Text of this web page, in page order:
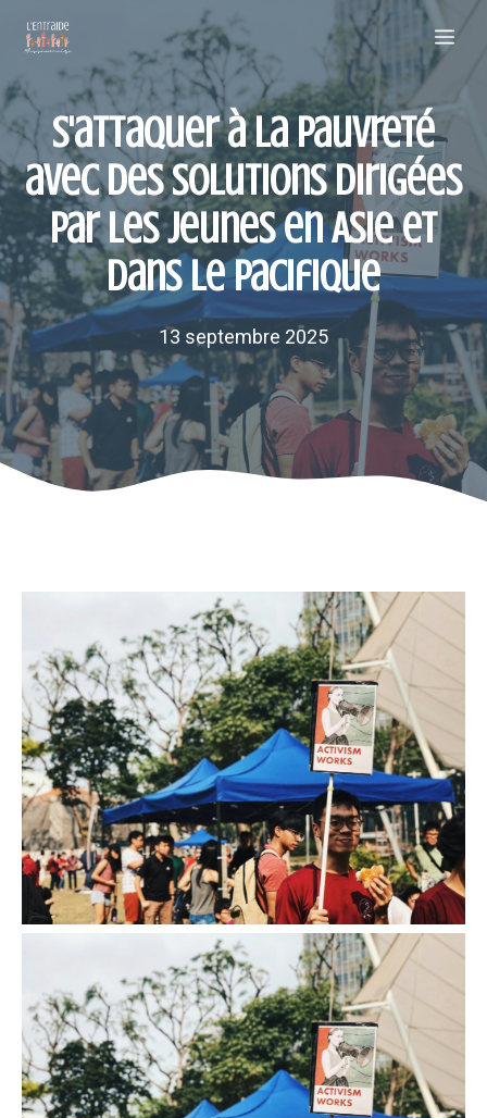
contenu
S'attaquer à la pauvreté
avec des solutions dirigées
par les jeunes en Asie et
dans le Pacifique
13 septembre 2025